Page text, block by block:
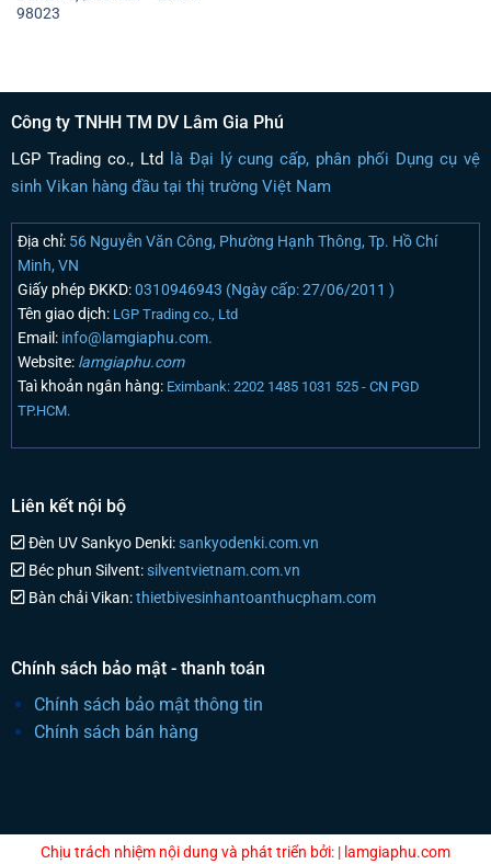
98023
Công ty TNHH TM DV Lâm Gia Phú
LGP Trading co., Ltd là Đại lý cung cấp, phân phối Dụng cụ vệ
sinh Vikan hàng đầu tại thị trường Việt Nam
Địa chỉ:56 Nguyễn Văn Công, Phường Hạnh Thông, Tp. Hồ Chí
Minh, VN
Giấy phép ĐKKD:0310946943 (Ngày cấp: 27/06/2011 )
Tên giao dịch: LGP Trading co., Ltd
Email:info@lamgiaphu.com.
Website:lamgiaphu.com
Taì khoản ngân hàng: Eximbank: 2202 1485 1031 525 - CN PGD
TP.HCM.
Liên kết nội bộ
Đèn UV Sankyo Denki:sankyodenki.com.vn
Béc phun Silvent:silventvietnam.com.vn
Bàn chải Vikan:thietbivesinhantoanthucpham.com
Chính sách bảo mật - thanh toán
Chính sách bảo mật thông tin
Chính sách bán hàng
Chịu trách nhiệm nội dung và phát triển bởi: | lamgiaphu.com